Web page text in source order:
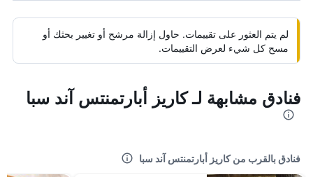
لم يتم العثور على تقييمات. حاول إزالة مرشح أو تغيير بحثك أو
مسح كل شيء لعرض التقييمات.
فنادق مشابهة لـ كاريز أبارتمنتس آند سبا
فنادق بالقرب من كاريز أبارتمنتس آند سبا